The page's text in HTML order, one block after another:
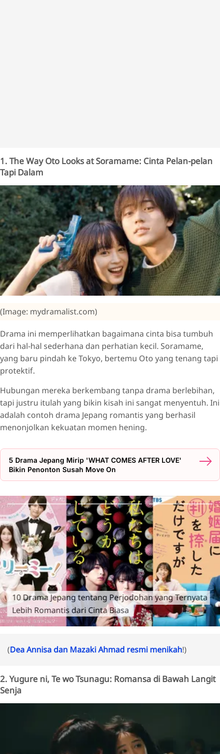
1. The Way Oto Looks at Soramame: Cinta Pelan-pelan
Tapi Dalam
(Image: mydramalist.com)
Drama ini memperlihatkan bagaimana cinta bisa tumbuh
dari hal-hal sederhana dan perhatian kecil. Soramame,
yang baru pindah ke Tokyo, bertemu Oto yang tenang tapi
protektif.
Hubungan mereka berkembang tanpa drama berlebihan,
tapi justru itulah yang bikin kisah ini sangat menyentuh. Ini
adalah contoh drama Jepang romantis yang berhasil
menonjolkan kekuatan momen hening.
5 Drama Jepang Mirip 'WHAT COMES AFTER LOVE'
Bikin Penonton Susah Move On
10 Drama Jepang tentang Perjodohan yang Ternyata
Lebih Romantis dari Cinta Biasa
(Dea Annisa dan Mazaki Ahmad resmi menikah!)
2. Yugure ni, Te wo Tsunagu: Romansa di Bawah Langit
Senja